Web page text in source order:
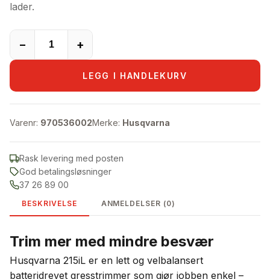
lader.
− +
LEGG I HANDLEKURV
Varenr: 970536002Merke: Husqvarna
Rask levering med posten
God betalingsløsninger
37 26 89 00
BESKRIVELSE ANMELDELSER (0)
Trim mer med mindre besvær
Husqvarna 215iL er en lett og velbalansert
batteridrevet gresstrimmer som gjør jobben enkel –